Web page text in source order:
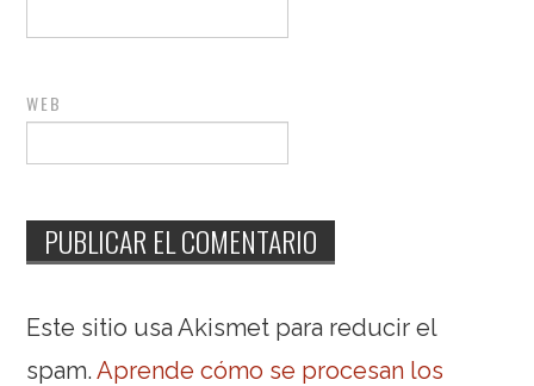
WEB
Este sitio usa Akismet para reducir el
spam.Aprende cómo se procesan los